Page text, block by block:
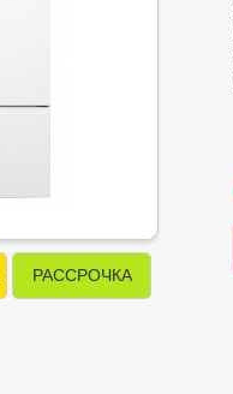
РАССРОЧКА